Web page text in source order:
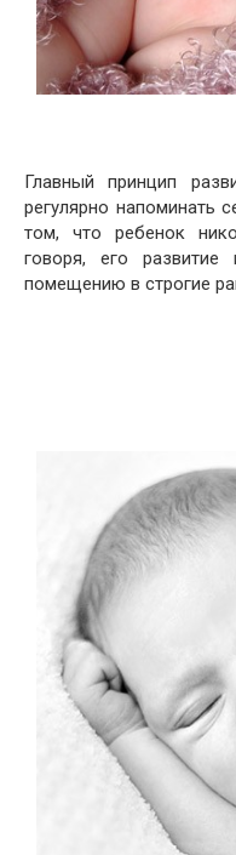
Главный принцип
регулярно напоминать
том, что ребенок
говоря, его
помещению в строгие